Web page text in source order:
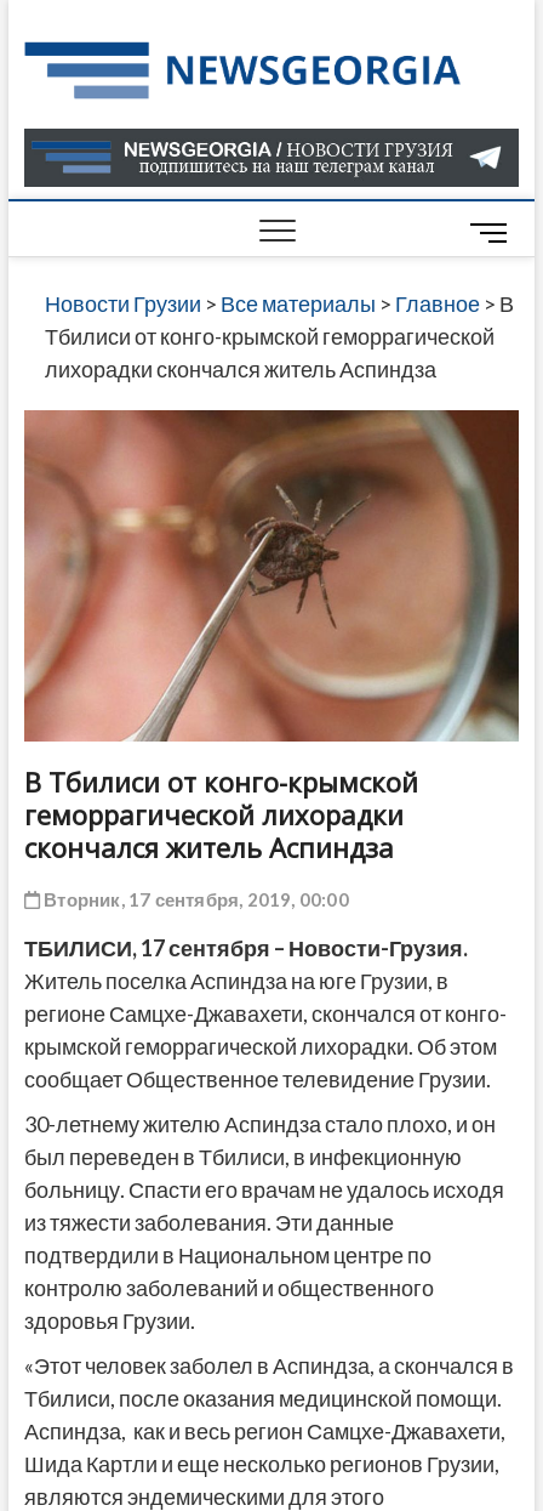
to
content
О
В
ГРУЗИИ
САЙТЕ
M
e
n
u
o
n
Новости Грузии > Все материалы > Главное> В
Тбилиси от конго-крымской геморрагической
лихорадки скончался житель Аспиндза
В Тбилиси от конго-крымской
геморрагической лихорадки
скончался житель Аспиндза
Вторник, 17 сентября, 2019, 00:00
ТБИЛИСИ,17сентября – Новости-Грузия.
Житель поселка Аспиндза на юге Грузии, в
регионе Самцхе-Джавахети, скончался от конго-
крымской геморрагической лихорадки. Об этом
сообщает Общественное телевидение Грузии.
30-летнему жителю Аспиндза стало плохо, и он
был переведен в Тбилиси, в инфекционную
больницу. Спасти его врачам не удалось исходя
из тяжести заболевания. Эти данные
подтвердили в Национальном центре по
контролю заболеваний и общественного
здоровья Грузии.
«Этот человек заболел в Аспиндза, а скончался в
Тбилиси, после оказания медицинской помощи.
Аспиндза, как и весь регион Самцхе-Джавахети,
Шида Картли и еще несколько регионов Грузии,
являются эндемическими для этого